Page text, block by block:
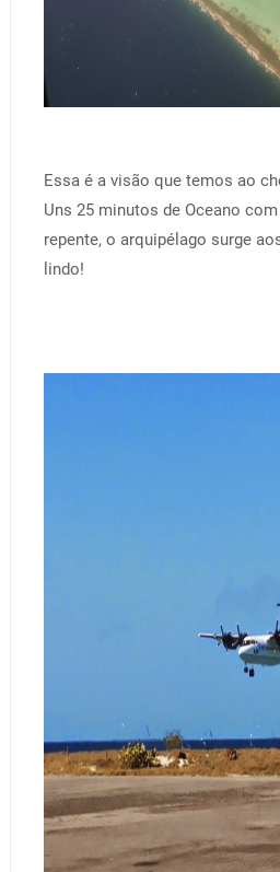
Essa é a visão que temos ao
Uns 25 minutos de Oceano
repente, o arquipélago surge
lindo!